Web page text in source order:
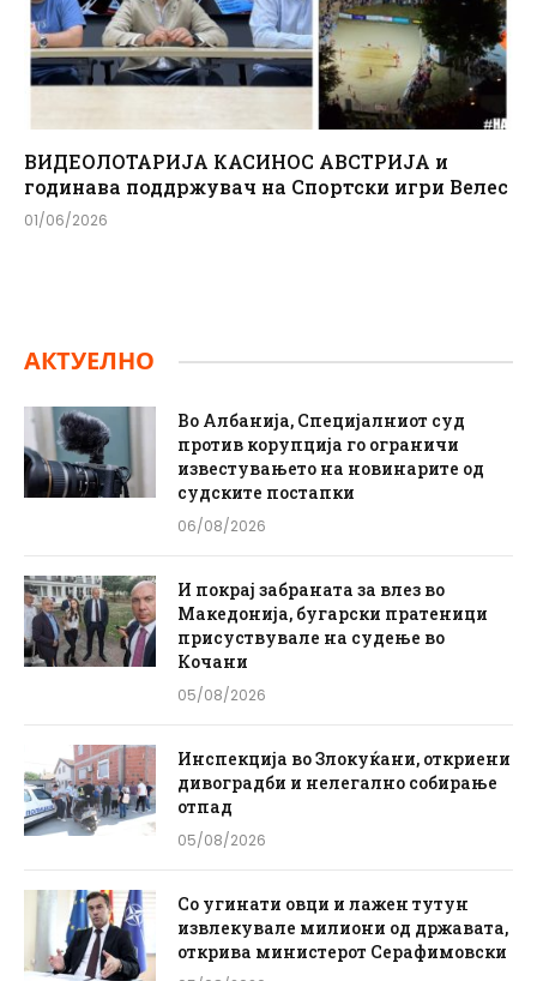
ВИДЕОЛОТАРИЈА КАСИНОС АВСТРИЈА и
годинава поддржувач на Спортски игри Велес
01/06/2026
АКТУЕЛНО
Во Албанија, Специјалниот суд
против корупција го ограничи
известувањето на новинарите од
судските постапки
06/08/2026
И покрај забраната за влез во
Македонија, бугарски пратеници
присуствувале на судење во
Кочани
05/08/2026
Инспекција во Злокуќани, откриени
дивоградби и нелегално собирање
отпад
05/08/2026
Со угинати овци и лажен тутун
извлекувале милиони од државата,
открива министерот Серафимовски